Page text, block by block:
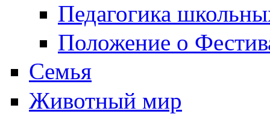
Педагогика
Положение о
Семья
Животный мир